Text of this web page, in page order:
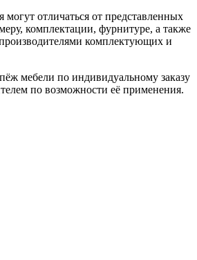
могут отличаться от представленных
комплектации, фурнитуре, а также
комплектующих и
мебели по индивидуальному заказу
по возможности её применения.